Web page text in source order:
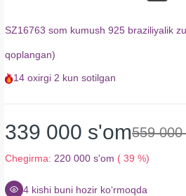
SZ16763 som kumush 925 braziliyalik
qoplangan)
14 oxirgi 2 kun sotilgan
339 000 s'om559
Chegirma: 220 000 s'om ( 39 %)
4 kishi buni hozir koʻrmoqda